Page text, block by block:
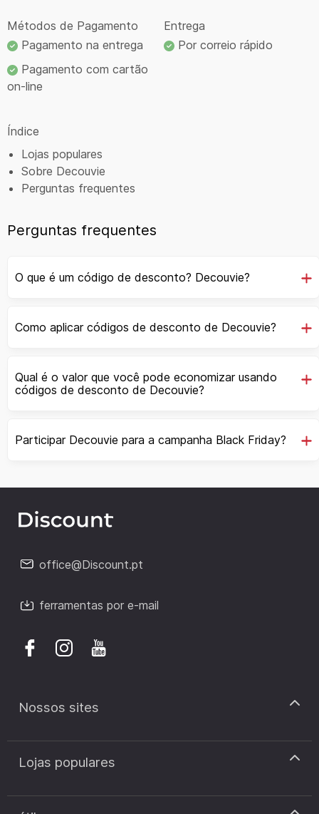
Métodos de Pagamento
Pagamento na entrega
Pagamento com cartão
on-line
Entrega
Por correio rápido
Índice
Lojas populares
Sobre Decouvie
Perguntas frequentes
Perguntas frequentes
O que é um código de desconto? Decouvie?
Como aplicar códigos de desconto de Decouvie?
Qual é o valor que você pode economizar usando
códigos de desconto de Decouvie?
Participar Decouvie para a campanha Black Friday?
office@Discount.pt
ferramentas por e-mail
Nossos sites
discount.pt
discount.sk
Lojas populares
Cupão de desconto Zooplus